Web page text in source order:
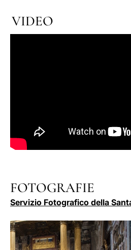
VIDEO
FOTOGRAFIE
Servizio Fotografico della